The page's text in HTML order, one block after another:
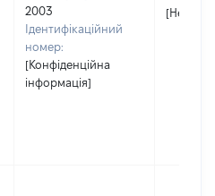
2003
Ідентифікаційний
номер:
[Конфіденційна
інформація]
[Не